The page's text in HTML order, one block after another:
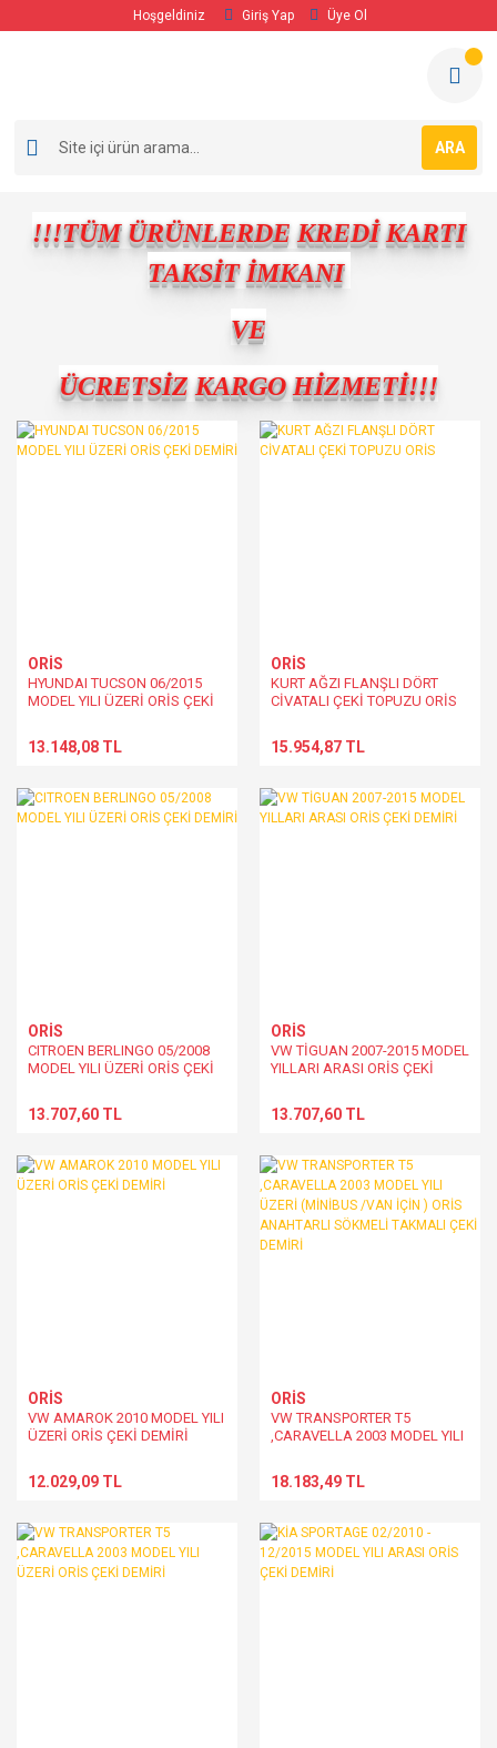
Hoşgeldiniz Giriş Yap Üye Ol
ARA
!!!TÜM ÜRÜNLERDE KREDİ KARTI
TAKSİT İMKANI
VE
ÜCRETSİZ KARGO HİZMETİ!!!
ORİS
HYUNDAI TUCSON 06/2015
MODEL YILI ÜZERİ ORİS ÇEKİ
13.148,08 TL
ORİS
KURT AĞZI FLANŞLI DÖRT
CİVATALI ÇEKİ TOPUZU ORİS
15.954,87 TL
ORİS
CITROEN BERLINGO 05/2008
MODEL YILI ÜZERİ ORİS ÇEKİ
13.707,60 TL
ORİS
VW TİGUAN 2007-2015 MODEL
YILLARI ARASI ORİS ÇEKİ
13.707,60 TL
ORİS
VW AMAROK 2010 MODEL YILI
ÜZERİ ORİS ÇEKİ DEMİRİ
12.029,09 TL
ORİS
VW TRANSPORTER T5
,CARAVELLA 2003 MODEL YILI
ORİS ANAHTARLI SÖKMELİ
TAKMALI ÇEKİ DEMİRİ
18.183,49 TL